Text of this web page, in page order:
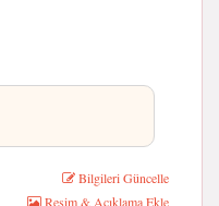
Bilgileri Güncelle
Resim & Açıklama Ekle